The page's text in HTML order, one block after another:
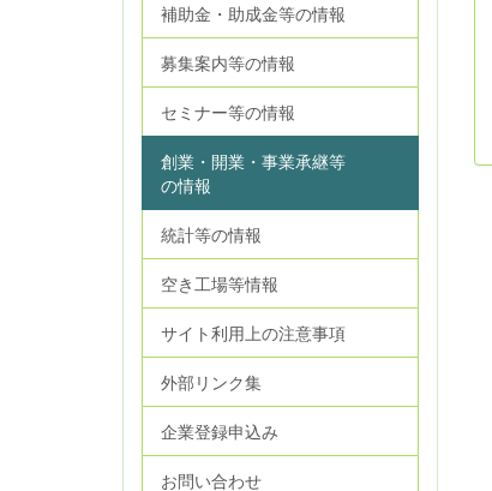
補助金・助成金等の情報
募集案内等の情報
セミナー等の情報
創業・開業・事業承継等
の情報
統計等の情報
空き工場等情報
サイト利用上の注意事項
外部リンク集
企業登録申込み
お問い合わせ